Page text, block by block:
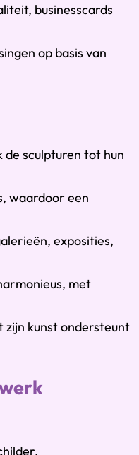
businesscards
op basis van
sculpturen tot hun
waardoor een
exposities,
met
zijn kunst ondersteunt